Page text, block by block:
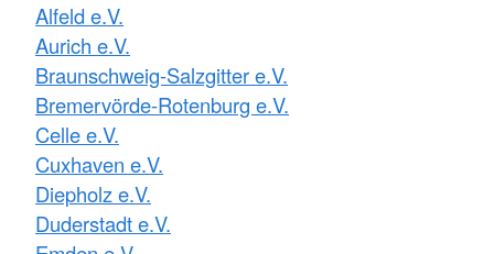
Alfeld e.V.
Aurich e.V.
Braunschweig-Salzgitter e.V.
Bremervörde-Rotenburg e.V.
Celle e.V.
Cuxhaven e.V.
Diepholz e.V.
Duderstadt e.V.